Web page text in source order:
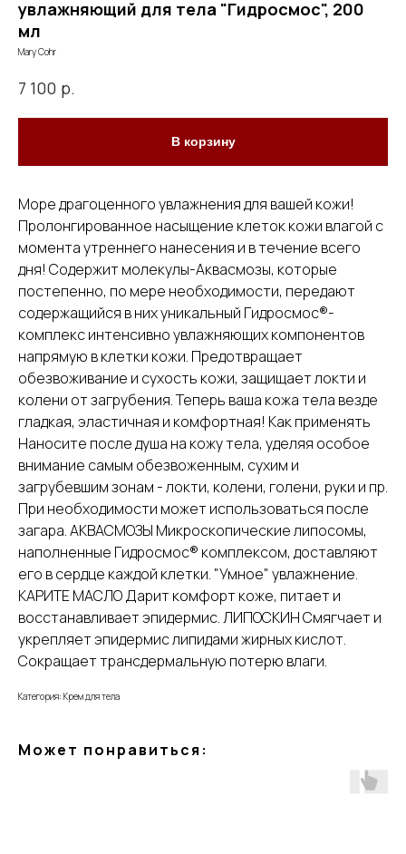
увлажняющий для тела "Гидросмос", 200
мл
Mary Cohr
7 100 р.
В корзину
Море драгоценного увлажнения для вашей кожи!
Пролонгированное насыщение клеток кожи влагой с
момента утреннего нанесения и в течение всего
дня! Содержит молекулы-Аквасмозы, которые
постепенно, по мере необходимости, передают
содержащийся в них уникальный Гидросмос®-
комплекс интенсивно увлажняющих компонентов
напрямую в клетки кожи. Предотвращает
обезвоживание и сухость кожи, защищает локти и
колени от загрубения. Теперь ваша кожа тела везде
гладкая, эластичная и комфортная! Как применять
Наносите после душа на кожу тела, уделяя особое
внимание самым обезвоженным, сухим и
загрубевшим зонам - локти, колени, голени, руки и пр.
При необходимости может использоваться после
загара. АКВАСМОЗЫ Микроскопические липосомы,
наполненные Гидросмос® комплексом, доставляют
его в сердце каждой клетки. "Умное" увлажнение.
КАРИТЕ МАСЛО Дарит комфорт коже, питает и
восстанавливает эпидермис. ЛИПОСКИН Смягчает и
укрепляет эпидермис липидами жирных кислот.
Сокращает трансдермальную потерю влаги.
Категория: Крем для тела
Может понравиться: